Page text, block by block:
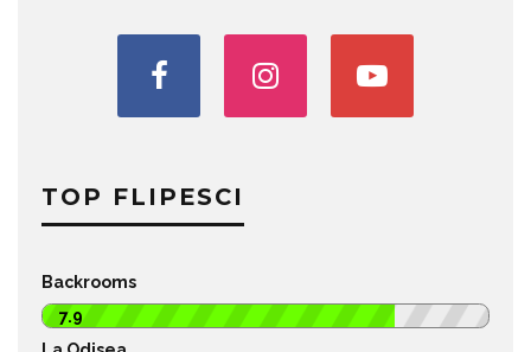
TOP FLIPESCI
Backrooms
7.9